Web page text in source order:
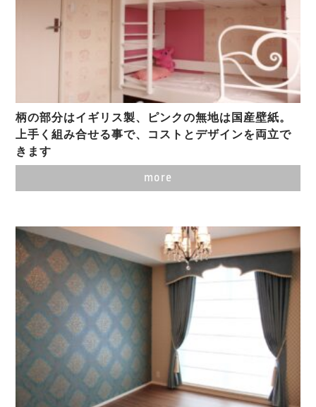
柄の部分はイギリス製、ピンクの無地は国産壁紙。
上手く組み合せる事で、コストとデザインを両立で
きます
more